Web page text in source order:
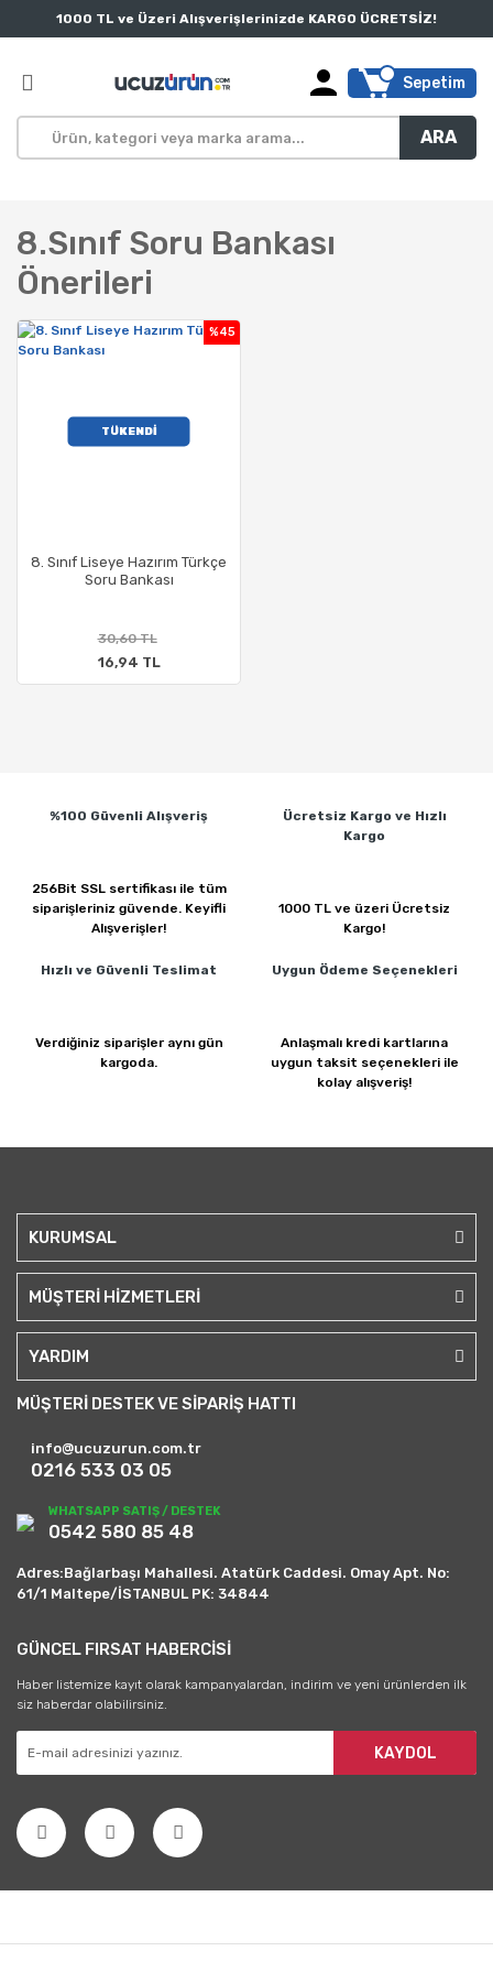
1000 TL ve Üzeri Alışverişlerinizde KARGO ÜCRETSİZ!
ARA
Sepetim
8.sınıf Soru Bankası
Önerileri
TÜKENDİ
8. Sınıf Liseye Hazırım Türkçe
Soru Bankası
%45
30,60 TL
16,94 TL
%100 Güvenli Alışveriş
256Bit SSL sertifikası ile tüm
siparişleriniz güvende. Keyifli
Alışverişler!
Ücretsiz Kargo ve Hızlı
Kargo
1000 TL ve üzeri Ücretsiz
Kargo!
Hızlı ve Güvenli Teslimat
Verdiğiniz siparişler aynı gün
kargoda.
Uygun Ödeme Seçenekleri
Anlaşmalı kredi kartlarına
uygun taksit seçenekleri ile
kolay alışveriş!
KURUMSAL
MÜŞTERİ HİZMETLERİ
YARDIM
MÜŞTERİ DESTEK VE SİPARİŞ HATTI
info@ucuzurun.com.tr
0216 533 03 05
WHATSAPP SATIŞ / DESTEK
0542 580 85 48
Adres:Bağlarbaşı Mahallesi. Atatürk Caddesi. Omay Apt. No:
61/1 Maltepe/İSTANBUL PK: 34844
GÜNCEL FIRSAT HABERCİSİ
Haber listemize kayıt olarak kampanyalardan, indirim ve yeni ürünlerden ilk
siz haberdar olabilirsiniz.
KAYDOL